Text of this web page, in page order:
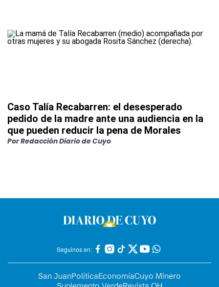
Caso Talía Recabarren: el desesperado
pedido de la madre ante una audiencia en la
que pueden reducir la pena de Morales
PorRedacción Diario de Cuyo
Seguinos en:
San JuanPolíticaEconomíaCuyo Minero